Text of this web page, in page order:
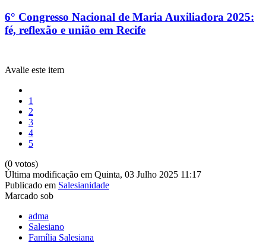
6° Congresso Nacional de Maria Auxiliadora 2025:
fé, reflexão e união em Recife
Avalie este item
1
2
3
4
5
(0 votos)
Última modificação em Quinta, 03 Julho 2025 11:17
Publicado em Salesianidade
Marcado sob
adma
Salesiano
Família Salesiana